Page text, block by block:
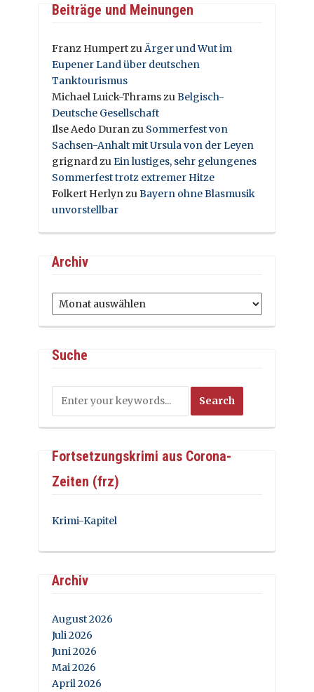
Beiträge und Meinungen
Franz HumpertzuÄrger und Wut im
Eupener Land über deutschen
Tanktourismus
Michael Luick-ThramszuBelgisch-
Deutsche Gesellschaft
Ilse Aedo Duranzu Sommerfest von
Sachsen-Anhalt mit Ursula von der Leyen
grignardzuEin lustiges, sehr gelungenes
Sommerfest trotz extremer Hitze
Folkert HerlynzuBayern ohne Blasmusik
unvorstellbar
Archiv
Archiv
Suche
Fortsetzungskrimi aus Corona-
Zeiten (frz)
Krimi-Kapitel
Archiv
August 2026
Juli 2026
Juni 2026
Mai 2026
April 2026